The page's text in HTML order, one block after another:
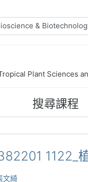
Plant Sciences
搜尋課程
1122_
文綺